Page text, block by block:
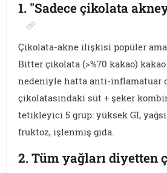
1. "Sadece çikolata
Çikolata-akne ilişkisi popüler
Bitter çikolata (>%70 kakao)
nedeniyle hatta anti-inflamatuar
çikolatasındaki süt + şeker
tetikleyici 5 grup: yüksek GI,
fruktoz, işlenmiş gıda.
2. Tüm yağları diyetten